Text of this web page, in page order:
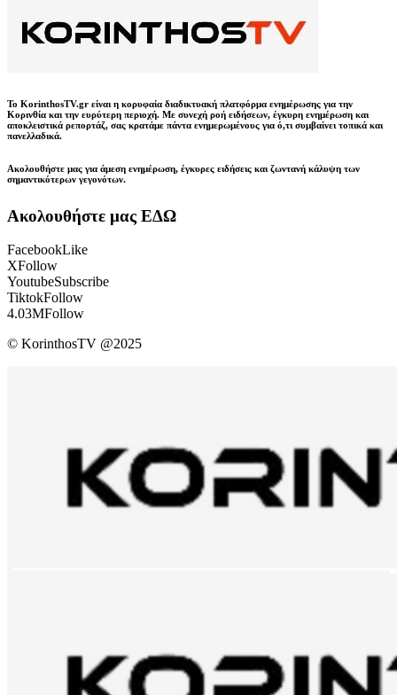
Το KorinthosTV.gr είναι η κορυφαία διαδικτυακή πλατφόρμα ενημέρωσης για την
Κορινθία και την ευρύτερη περιοχή. Με συνεχή ροή ειδήσεων, έγκυρη ενημέρωση και
αποκλειστικά ρεπορτάζ, σας κρατάμε πάντα ενημερωμένους για ό,τι συμβαίνει τοπικά και
πανελλαδικά.
Ακολουθήστε μας για άμεση ενημέρωση, έγκυρες ειδήσεις και ζωντανή κάλυψη των
σημαντικότερων γεγονότων.
Ακολουθήστε μας ΕΔΩ
FacebookLike
XFollow
YoutubeSubscribe
TiktokFollow
4.03MFollow
© KorinthosTV @2025